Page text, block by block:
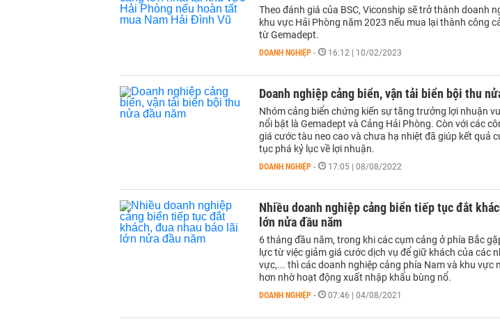
Theo đánh giá của BSC, Viconship sẽ trở thành doanh
khu vực Hải Phòng năm 2023 nếu mua lại thành công
từ Gemadept.
DOANH NGHIỆP - 16:12 | 10/02/2023
Doanh nghiệp cảng biển, vận tải biển bội thu
Nhóm cảng biển chứng kiến sự tăng trưởng lợi nhuận
nổi bật là Gemadept và Cảng Hải Phòng. Còn với các
giá cước tàu neo cao và chưa hạ nhiệt đã giúp kết quả
tục phá kỷ lục về lợi nhuận.
DOANH NGHIỆP - 17:05 | 08/08/2022
Nhiều doanh nghiệp cảng biển tiếp tục đắt
lớn nửa đầu năm
6 tháng đầu năm, trong khi các cụm cảng ở phía Bắc
lực từ việc giảm giá cước dịch vụ để giữ khách của các
vực,... thì các doanh nghiệp cảng phía Nam và khu vực
hơn nhờ hoạt động xuất nhập khẩu bùng nổ.
DOANH NGHIỆP - 07:46 | 04/08/2021